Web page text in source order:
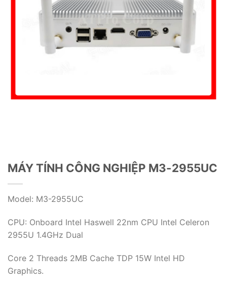
MÁY TÍNH CÔNG NGHIỆP M3-2955UC
Model: M3-2955UC
CPU: Onboard Intel Haswell 22nm CPU Intel Celeron
2955U 1.4GHz Dual
Core 2 Threads 2MB Cache TDP 15W Intel HD
Graphics.